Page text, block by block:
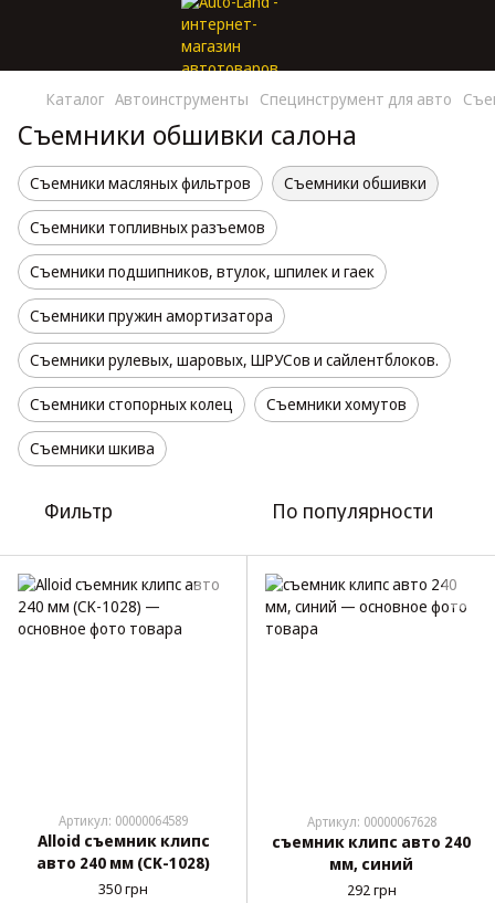
Каталог Автоинструменты Специнструмент для авто
Съемники обшивки салона
Съемники масляных фильтров Съемники обшивки
Съемники топливных разъемов
Съемники подшипников, втулок, шпилек и гаек
Съемники пружин амортизатора
Съемники рулевых, шаровых, ШРУСов и сайлентблоков.
Съемники стопорных колец Съемники хомутов
Съемники шкива
Фильтр По популярности
Артикул: 00000064589
Alloid съемник клипс
авто 240 мм (CK-1028)
350 грн
Артикул: 00000067628
съемник клипс авто 240
мм, синий
292 грн